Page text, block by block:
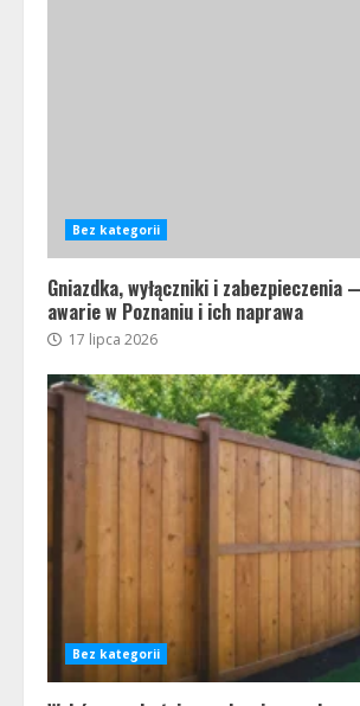
Bez kategorii
Gniazdka, wyłączniki i
awarie w Poznaniu i ich naprawa
17 lipca 2026
Bez kategorii